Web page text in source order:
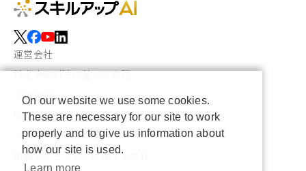
運営会社
特定商取引法に基づく表記
利用規約
FAQ
プライバシーポリシー
情報セキュリティに関する方針
On our website we use some cookies.
These are necessary for our site to work
properly and to give us information about
how our site is used.
Learn more